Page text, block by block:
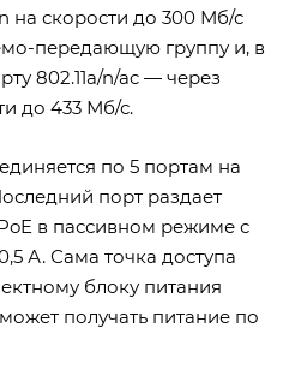
на скорости до 300 Мб/с
передающую группу и, в
802.11a/n/ac — через
до 433 Мб/с.
по 5 портам на
порт раздает
в пассивном режиме с
А. Сама точка доступа
блоку питания
получать питание по